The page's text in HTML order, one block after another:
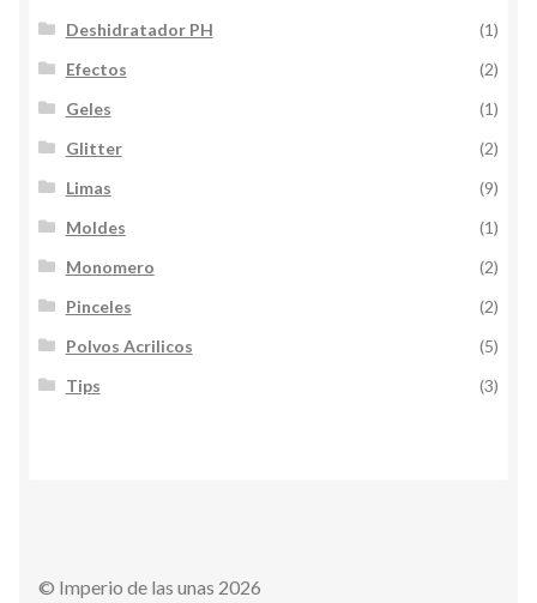
Deshidratador PH
(1)
Efectos
(2)
Geles
(1)
Glitter
(2)
Limas
(9)
Moldes
(1)
Monomero
(2)
Pinceles
(2)
Polvos Acrilicos
(5)
Tips
(3)
© Imperio de las unas 2026